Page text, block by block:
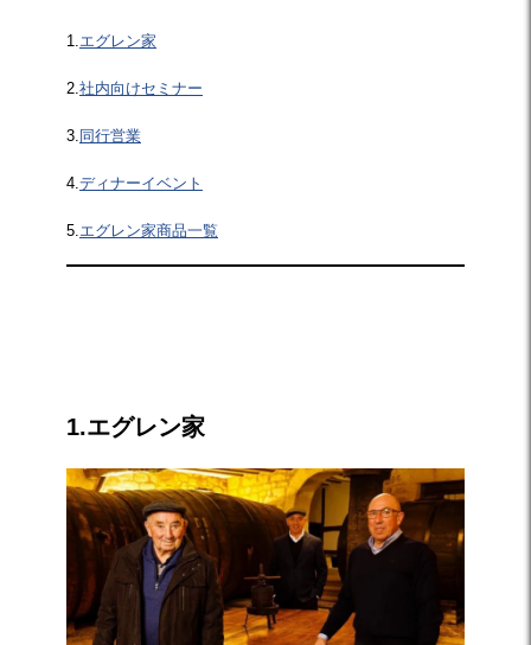
1. エグレン家
2. 社内向けセミナー
3. 同行営業
4.ディナーイベント
5.エグレン家商品一覧
1.エグレン家